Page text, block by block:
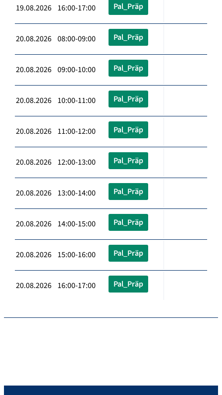
19.08.2026 16:00-17:00 Pal_Präp
20.08.2026 08:00-09:00 Pal_Präp
20.08.2026 09:00-10:00 Pal_Präp
20.08.2026 10:00-11:00 Pal_Präp
20.08.2026 11:00-12:00 Pal_Präp
20.08.2026 12:00-13:00 Pal_Präp
20.08.2026 13:00-14:00 Pal_Präp
20.08.2026 14:00-15:00 Pal_Präp
20.08.2026 15:00-16:00 Pal_Präp
20.08.2026 16:00-17:00 Pal_Präp